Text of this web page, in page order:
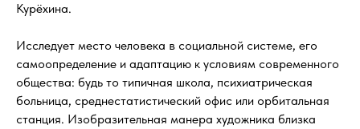
Курёхина.
Исследует место человека в социальной системе, его
самоопределение и адаптацию к условиям современного
общества: будь то типичная школа, психиатрическая
больница, среднестатистический офис или орбитальная
станция. Изобразительная манера художника близка